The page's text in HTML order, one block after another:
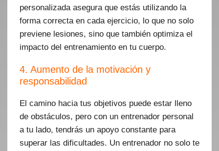
personalizada asegura que estás utilizando la
forma correcta en cada ejercicio, lo que no solo
previene lesiones, sino que también optimiza el
impacto del entrenamiento en tu cuerpo.
4. Aumento de la motivación y
responsabilidad
El camino hacia tus objetivos puede estar lleno
de obstáculos, pero con un entrenador personal
a tu lado, tendrás un apoyo constante para
superar las dificultades. Un entrenador no solo te